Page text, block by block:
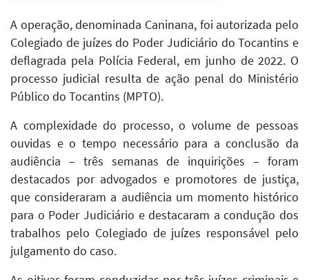
A operação, denominada Caninana, foi autorizada pelo
Colegiado de juízes do Poder Judiciário do Tocantins e
deflagrada pela Polícia Federal, em junho de 2022. O
processo judicial resulta de ação penal do Ministério
Público do Tocantins (MPTO).
A complexidade do processo, o volume de pessoas
ouvidas e o tempo necessário para a conclusão da
audiência – três semanas de inquirições – foram
destacados por advogados e promotores de justiça,
que consideraram a audiência um momento histórico
para o Poder Judiciário e destacaram a condução dos
trabalhos pelo Colegiado de juízes responsável pelo
julgamento do caso.